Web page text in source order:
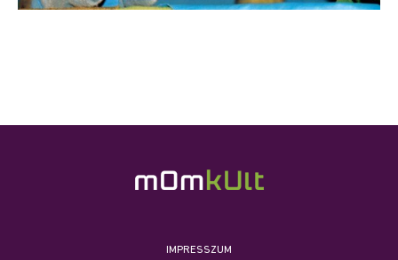
IMPRESSZUM